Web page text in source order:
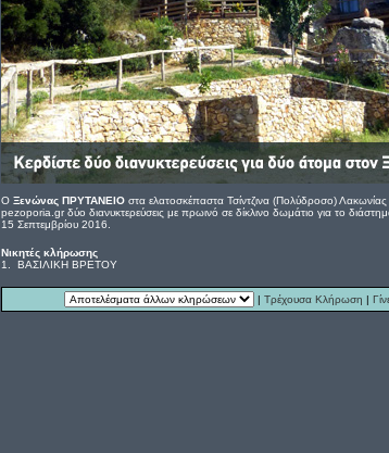
Ο Ξενώνας ΠΡΥΤΑΝΕΙΟστα ελατοσκέπαστα Τσίντζινα (Πολύδροσο)
pezoporia.gr δύο διανυκτερεύσεις με πρωινό σε δίκλινο δωμάτιο για το
15 Σεπτεμβρίου 2016.
Νικητές κλήρωσης
1. ΒΑΣΙΛΙΚΗ ΒΡΕΤΟΥ
| Τρέχουσα Κλήρωση |